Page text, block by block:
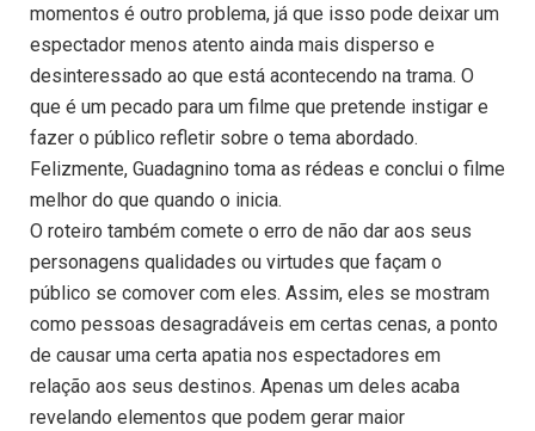
momentos é outro problema, já que isso pode deixar um
espectador menos atento ainda mais disperso e
desinteressado ao que está acontecendo na trama. O
que é um pecado para um filme que pretende instigar e
fazer o público refletir sobre o tema abordado.
Felizmente, Guadagnino toma as rédeas e conclui o filme
melhor do que quando o inicia.
O roteiro também comete o erro de não dar aos seus
personagens qualidades ou virtudes que façam o
público se comover com eles. Assim, eles se mostram
como pessoas desagradáveis em certas cenas, a ponto
de causar uma certa apatia nos espectadores em
relação aos seus destinos. Apenas um deles acaba
revelando elementos que podem gerar maior